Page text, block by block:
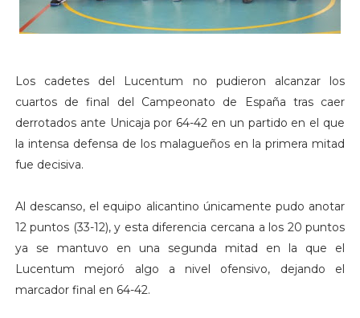
Los cadetes del Lucentum no pudieron alcanzar los
cuartos de final del Campeonato de España tras caer
derrotados ante Unicaja por 64-42 en un partido en el que
la intensa defensa de los malagueños en la primera mitad
fue decisiva.
Al descanso, el equipo alicantino únicamente pudo anotar
12 puntos (33-12), y esta diferencia cercana a los 20 puntos
ya se mantuvo en una segunda mitad en la que el
Lucentum mejoró algo a nivel ofensivo, dejando el
marcador final en 64-42.